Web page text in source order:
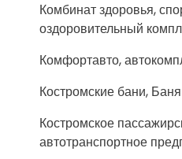
Комбинат здоровья,
оздоровительный
Комфортавто,
Костромские бани,
Костромское
автотранспортное